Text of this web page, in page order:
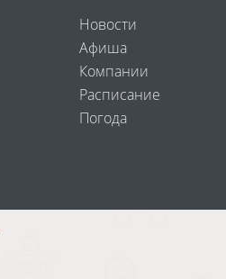
Новости
Афиша
Компании
Расписание
Погода